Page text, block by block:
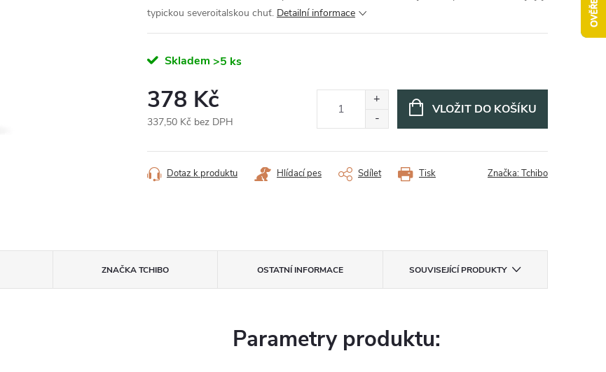
typickou severoitalskou chuť. Detailní informace
Skladem >5 ks
378 Kč
337,50 Kč bez DPH
cena:
VLOŽIT DO KOŠÍKU
Tisk
Dotaz k produktu Hlídací pes Sdílet Značka:Tchibo
ZNAČKATCHIBO OSTATNÍ INFORMACE SOUVISEJÍCÍ PRODUKTY
Parametry produktu: